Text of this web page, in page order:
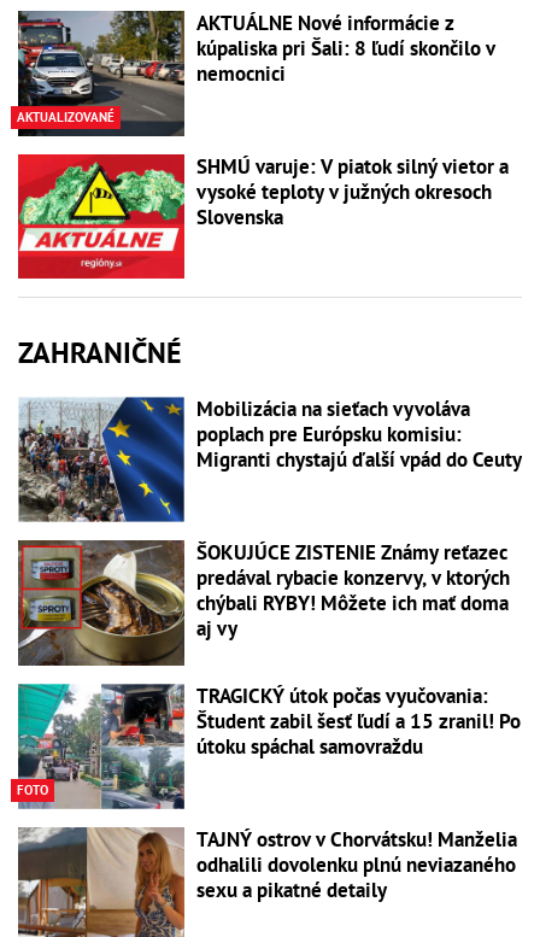
AKTUALIZOVANÉ
AKTUÁLNE Nové informácie z
kúpaliska pri Šali: 8 ľudí skončilo v
nemocnici
SHMÚ varuje: V piatok silný vietor a
vysoké teploty v južných okresoch
Slovenska
ZAHRANIČNÉ
Mobilizácia na sieťach vyvoláva
poplach pre Európsku komisiu:
Migranti chystajú ďalší vpád do Ceuty
ŠOKUJÚCE ZISTENIE Známy reťazec
predával rybacie konzervy, v ktorých
chýbali RYBY! Môžete ich mať doma
aj vy
FOTO
TRAGICKÝ útok počas vyučovania:
Študent zabil šesť ľudí a 15 zranil! Po
útoku spáchal samovraždu
TAJNÝ ostrov v Chorvátsku! Manželia
odhalili dovolenku plnú neviazaného
sexu a pikatné detaily